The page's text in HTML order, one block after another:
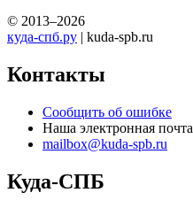
© 2013–2026
куда-спб.ру | kuda-spb.ru
Контакты
Сообщить об ошибке
Наша электронная почта
mailbox@kuda-spb.ru
Куда-СПБ